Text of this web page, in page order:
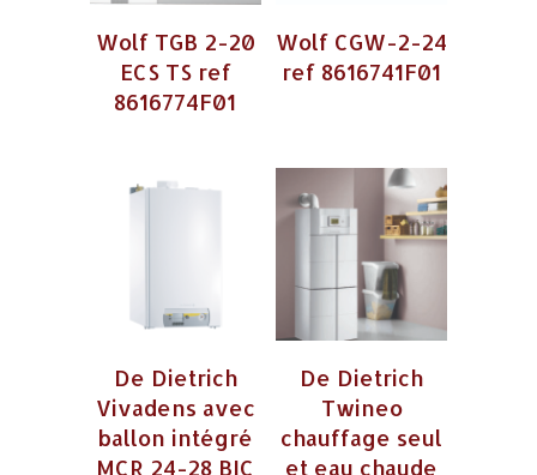
Wolf TGB 2-20
ECS TS ref
8616774F01
Wolf CGW-2-24
ref 8616741F01
De Dietrich
Vivadens avec
ballon intégré
MCR 24-28 BIC
De Dietrich
Twineo
chauffage seul
et eau chaude